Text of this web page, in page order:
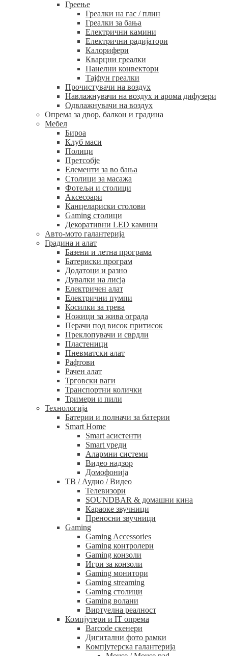
Греење
Греалки на гас / плин
Греалки за бања
Електрични камини
Електрични радијатори
Калорифери
Кварцни греалки
Панелни конвектори
Тајфун греалки
Прочистувачи на воздух
Навлажнувачи на воздух и арома дифузери
Одвлажнувачи на воздух
Опрема за двор, балкон и градина
Мебел
Бироа
Клуб маси
Полици
Претсобје
Елементи за во бања
Столици за масажа
Фотељи и столици
Аксесоари
Канцелариски столови
Gaming столици
Декоративни LED камини
Авто-мото галантерија
Градина и алат
Базени и летна програма
Батериски програм
Додатоци и разно
Дувалки на лисја
Електричен алат
Електрични пумпи
Косилки за трева
Ножици за жива ограда
Перачи под висок притисок
Преклопувачи и сврдли
Пластеници
Пневматски алат
Рафтови
Рачен алат
Трговски ваги
Транспортни колички
Тримери и пили
Технологија
Батерии и полначи за батерии
Smart Home
Smart асистенти
Smart уреди
Алармни системи
Видео надзор
Домофонија
ТВ / Аудио / Видео
Телевизори
SOUNDBAR & домашни кина
Караоке звучници
Преносни звучници
Gaming
Gaming Accessories
Gaming контролери
Gaming конзоли
Игри за конзоли
Gaming монитори
Gaming streaming
Gaming столици
Gaming волани
Виртуелна реалност
Компјутери и IT опрема
Barcode скенери
Дигитални фото рамки
Компјутерска галантерија